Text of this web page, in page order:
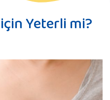
Yeterli mi?